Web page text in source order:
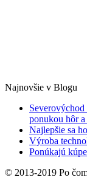
Najnovšie v Blogu
ponukou hôr
Najlepšie sa
Výroba
Ponúkajú
© 2013-2019 Po